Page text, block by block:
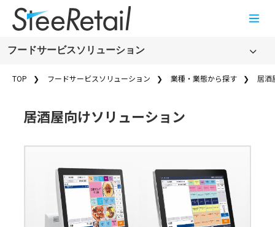
フードサービスソリューション
フードサービスソリューション
飲食店向けPOSシステム・オーダーエントリーシステム
店舗周辺ソリューション
フードサービスソリューションの事例一覧
フードサービスソリューションのコラム一覧
フードサービスソリューションのお知らせ
TOP フードサービスソリューション 業種・業態から探す 居酒
居酒屋向けソリューション